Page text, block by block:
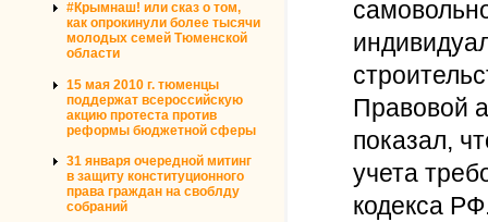
#Крымнаш! или сказ о том,
как опрокинули более тысячи
молодых семей Тюменской
области
15 мая 2010 г. тюменцы
поддержат всероссийскую
акцию протеста против
реформы бюджетной сферы
31 января очередной митинг
в защиту конституционного
права граждан на своблду
собраний
Правовой
показал,
учета
кодекса